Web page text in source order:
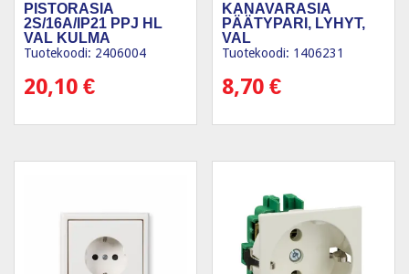
PISTORASIA
2S/16A/IP21 PPJ HL
VAL KULMA
Tuotekoodi: 2406004
20,10 €
KANAVARASIA
PÄÄTYPARI, LYHYT,
VAL
Tuotekoodi: 1406231
8,70€